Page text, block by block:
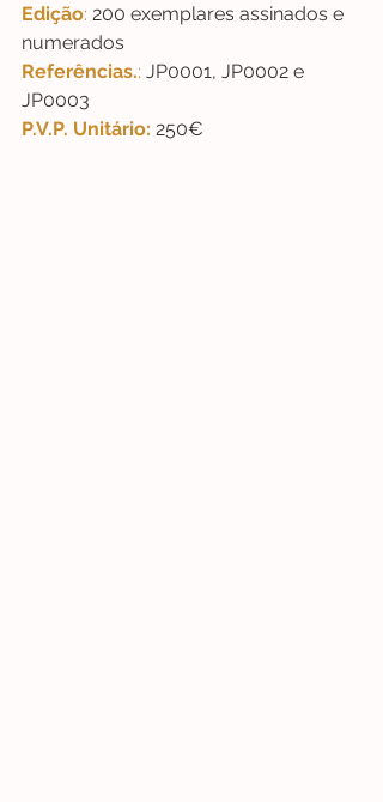
Edição: 200 exemplares assinados e
numerados
Referências.: JP0001, JP0002 e
JP0003
P.V.P. Unitário: 250€